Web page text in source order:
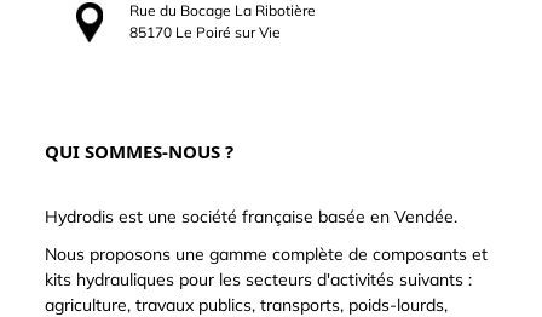
Rue du Bocage La Ribotière
85170 Le Poiré sur Vie
QUI SOMMES-NOUS ?
Hydrodis est une société française basée en Vendée.
Nous proposons une gamme complète de composants et
kits hydrauliques pour les secteurs d'activités suivants :
agriculture, travaux publics, transports, poids-lourds,